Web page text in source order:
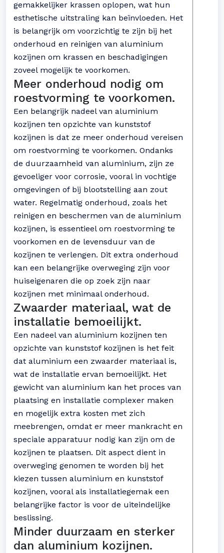
gemakkelijker krassen oplopen, wat hun
esthetische uitstraling kan beïnvloeden. Het
is belangrijk om voorzichtig te zijn bij het
onderhoud en reinigen van aluminium
kozijnen om krassen en beschadigingen
zoveel mogelijk te voorkomen.
Meer onderhoud nodig om
roestvorming te voorkomen.
Een belangrijk nadeel van aluminium
kozijnen ten opzichte van kunststof
kozijnen is dat ze meer onderhoud vereisen
om roestvorming te voorkomen. Ondanks
de duurzaamheid van aluminium, zijn ze
gevoeliger voor corrosie, vooral in vochtige
omgevingen of bij blootstelling aan zout
water. Regelmatig onderhoud, zoals het
reinigen en beschermen van de aluminium
kozijnen, is essentieel om roestvorming te
voorkomen en de levensduur van de
kozijnen te verlengen. Dit extra onderhoud
kan een belangrijke overweging zijn voor
huiseigenaren die op zoek zijn naar
kozijnen met minimaal onderhoud.
Zwaarder materiaal, wat de
installatie bemoeilijkt.
Een nadeel van aluminium kozijnen ten
opzichte van kunststof kozijnen is het feit
dat aluminium een zwaarder materiaal is,
wat de installatie ervan bemoeilijkt. Het
gewicht van aluminium kan het proces van
plaatsing en installatie complexer maken
en mogelijk extra kosten met zich
meebrengen, omdat er meer mankracht en
speciale apparatuur nodig kan zijn om de
kozijnen te plaatsen. Dit aspect dient in
overweging genomen te worden bij het
kiezen tussen aluminium en kunststof
kozijnen, vooral als installatiegemak een
belangrijke factor is voor de uiteindelijke
beslissing.
Minder duurzaam en sterker
dan aluminium kozijnen.